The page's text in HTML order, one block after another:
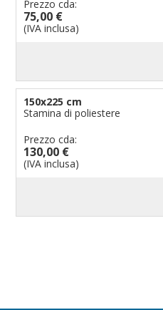
Prezzo cda:
75,00 €
(IVA inclusa)
150x225 cm
Stamina di poliestere
Prezzo cda:
130,00 €
(IVA inclusa)